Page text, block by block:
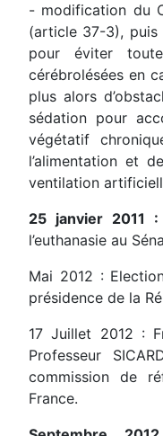
- modification du
(article 37-3), puis
pour éviter
cérébrolésées en
plus alors
sédation pour
végétatif
l’alimentation et
ventilation
25 janvier 2011 :
l’euthanasie au
Mai 2012 :
présidence de la
17 Juillet 2012 :
Professeur
commission de
France.